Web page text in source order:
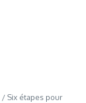
/ Six étapes pour